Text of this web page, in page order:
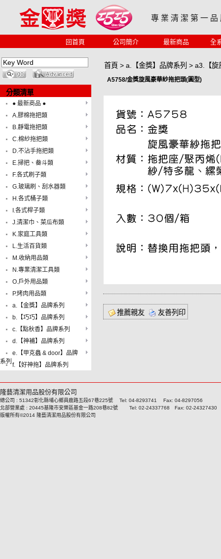
專 業 清 潔 第 一 品
回首頁 公司簡介 最新商品 全
分類清單
● 最新商品 ●
A.膠棉拖把類
B.靜電拖把類
C.棉紗拖把類
D.不沾手拖把類
E.掃把、畚斗類
F.各式刷子類
G.玻璃刷、刮水器類
H.各式桶子類
I.各式桿子類
J.清潔巾、菜瓜布類
K.家庭工具類
L.生活百貨類
M.收納用品類
N.專業清潔工具類
O.戶外用品類
P.烤肉用品類
a.【金獎】品牌系列
b.【巧巧】品牌系列
c.【點秋香】品牌系列
d.【神補】品牌系列
e.【甲克蟲 & door】品牌
系列 f.【好神拖】品牌系列
首頁 > a.【金獎】品牌系列 > a3.【旋
A5758/金獎旋風豪華紗拖把頭(圓型)
推薦親友 友善列印
隆藝清潔用品股份有限公司
總公司 : 51342彰化縣埔心鄉員鹿路五段67巷225號 Tel: 04-8293741 Fax: 04-8297056
北部營業處 : 20445基隆市安樂區基金一路208巷82號 Tel: 02-24337768 Fax: 02-24327430
版權所有©2014 隆藝清潔用品股份有限公司